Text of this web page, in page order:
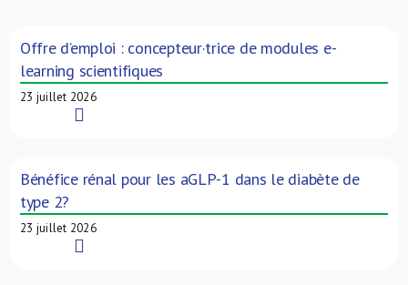
NL
Offre d’emploi : concepteur·trice de modules e-
learning scientifiques
23 juillet 2026
Bénéfice rénal pour les aGLP-1 dans le diabète de
type 2?
23 juillet 2026